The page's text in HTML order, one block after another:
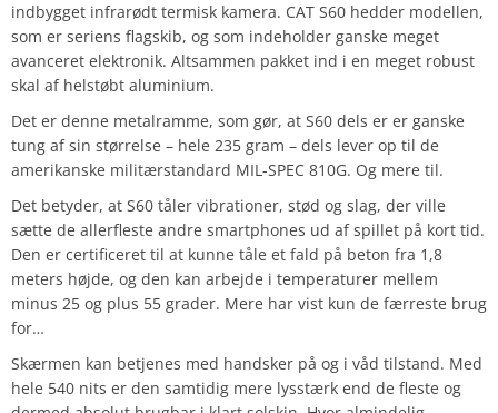
indbygget infrarødt termisk kamera. CAT S60 hedder modellen,
som er seriens flagskib, og som indeholder ganske meget
avanceret elektronik. Altsammen pakket ind i en meget robust
skal af helstøbt aluminium.
Det er denne metalramme, som gør, at S60 dels er er ganske
tung af sin størrelse – hele 235 gram – dels lever op til de
amerikanske militærstandard MIL-SPEC 810G. Og mere til.
Det betyder, at S60 tåler vibrationer, stød og slag, der ville
sætte de allerfleste andre smartphones ud af spillet på kort tid.
Den er certificeret til at kunne tåle et fald på beton fra 1,8
meters højde, og den kan arbejde i temperaturer mellem
minus 25 og plus 55 grader. Mere har vist kun de færreste brug
for…
Skærmen kan betjenes med handsker på og i våd tilstand. Med
hele 540 nits er den samtidig mere lysstærk end de fleste og